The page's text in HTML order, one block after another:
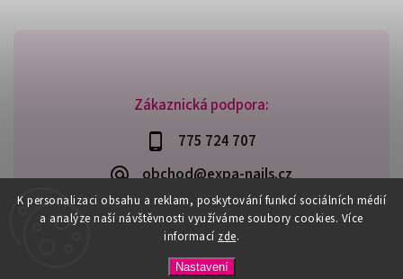
K personalizaci obsahu a reklam, poskytování funkcí sociálních médií
a analýze naší návštěvnosti využíváme soubory cookies. Více
informací zde.
Nastavení
Zákaznická podpora:
775 724 707
obchod@expa-nails.cz
Expanails.cz. Všechna práva vyhrazena.